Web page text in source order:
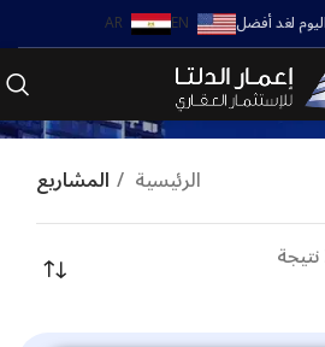
لغد أفضل EN
AR
المشاريعالرئيسية
المشاريع